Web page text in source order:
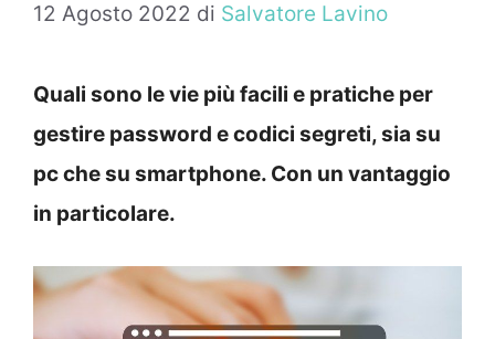
12 Agosto 2022 di Salvatore Lavino
Quali sono le vie più facili e pratiche per
gestire password e codici segreti, sia su
pc che su smartphone. Con un vantaggio
in particolare.